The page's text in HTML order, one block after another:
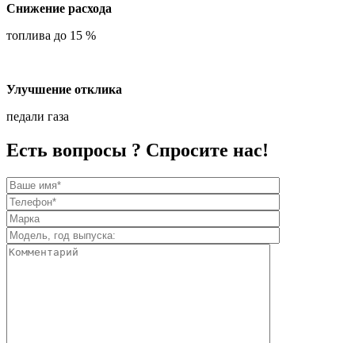
Снижение расхода
топлива до 15 %
Улучшение отклика
педали газа
Есть вопросы ? Спросите нас!